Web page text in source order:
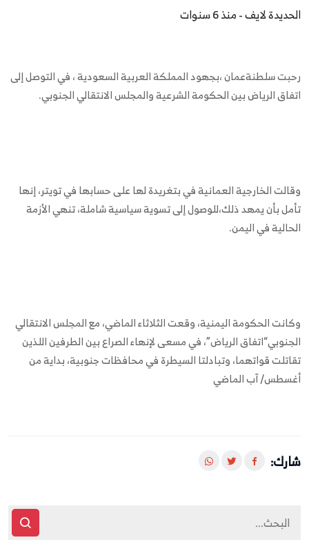
الحديدة لايف - منذ 6 سنوات
رحبت سلطنةعمان ،بجهود المملكة العربية السعودية ، في التوصل إلى
اتفاق الرياض بين الحكومة الشرعية والمجلس الانتقالي الجنوبي.
وقالت الخارجية العمانية في بتغريدة لها على حسابها في تويتر، إنها
تأمل بأن يمهد ذلك،للوصول إلى تسوية سياسية شاملة، تنهي الأزمة
الحالية في اليمن.
وكانت الحكومة اليمنية، وقعت الثلاثاء الماضي، مع المجلس الانتقالي
الجنوبي“اتفاق الرياض”، في مسعى لإنهاء الصراع بين الطرفين اللذين
تقاتلت قواتهما، وتبادلتا السيطرة في محافظات جنوبية، بداية من
أغسطس/ آب الماضي
شارك: